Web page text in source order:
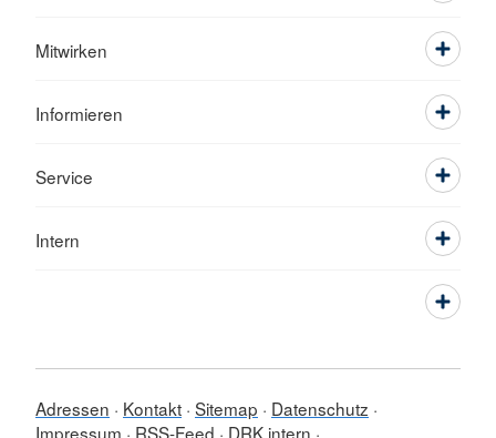
Mitwirken
Informieren
Service
Intern
Adressen Kontakt Sitemap
Datenschutz
Impressum
RSS-Feed DRK intern